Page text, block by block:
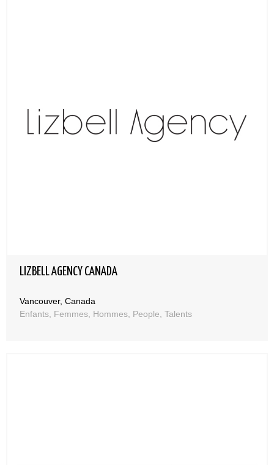
LIZBELL AGENCY CANADA
Vancouver, Canada
Enfants, Femmes, Hommes, People, Talents